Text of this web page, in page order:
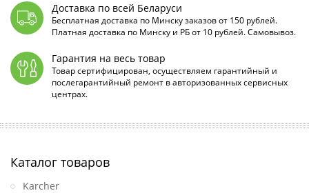
Доставка по всей Беларуси
Бесплатная доставка по Минску заказов от 150 рублей.
Платная доставка по Минску и РБ от 10 рублей. Самовывоз.
Гарантия на весь товар
Товар сертифицирован, осуществляем гарантийный и
послегарантийный ремонт в авторизованных сервисных
центрах.
Каталог товаров
Karcher